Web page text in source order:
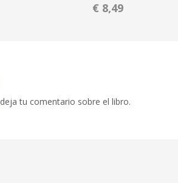
€ 8,49
deja tu comentario sobre el libro.